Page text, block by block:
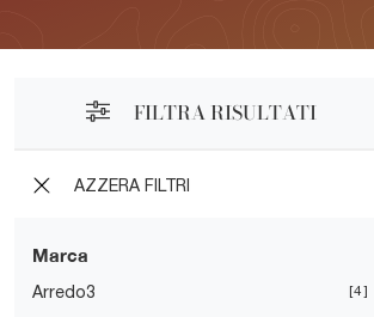
FILTRA RISULTATI
AZZERA FILTRI
Marca
Arredo3 4